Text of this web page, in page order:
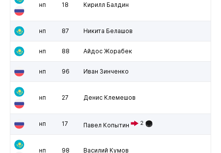
нп 18 Кирилл Балдин
нп 87 Никита Белашов
нп 88 Айдос Жорабек
нп 96 Иван Зинченко
нп 27 Денис Клемешов
нп 17 Павел Копытин 2
нп 98 Василий Кумов